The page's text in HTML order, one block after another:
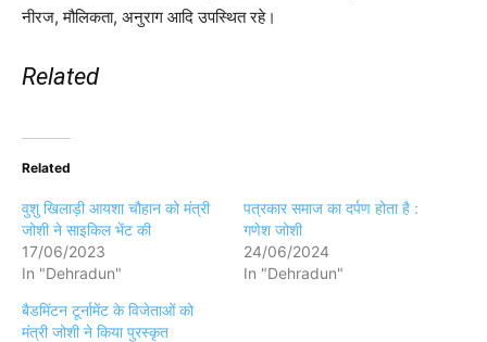
नीरज, मौलिकता, अनुराग आदि उपस्थित रहे।
Related
Related
वुशु खिलाड़ी आयशा चौहान को मंत्री
जोशी ने साइकिल भेंट की
17/06/2023
In "Dehradun"
पत्रकार समाज का दर्पण होता है :
गणेश जोशी
24/06/2024
In "Dehradun"
बैडमिंटन टूर्नामेंट के विजेताओं को
मंत्री जोशी ने किया पुरस्कृत